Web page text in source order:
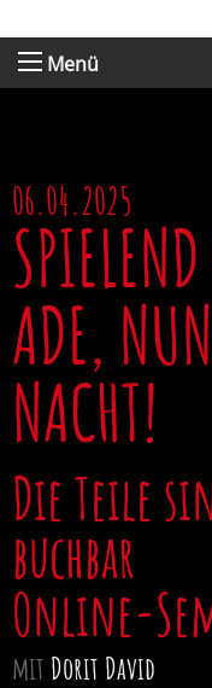
Menü
06.04.2025
ADE,
NACHT!
Die Teile
buchbar
Online-
mit Dorit David